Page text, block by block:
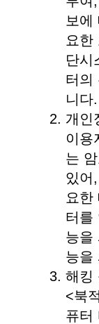
보에
요한
단시
터의
니다.
개인
이용
는
있어
요한
터를
능을
능을
해킹
<북
퓨터